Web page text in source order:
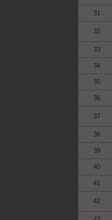
31
32
33
34
35
36
37
38
39
40
41
42